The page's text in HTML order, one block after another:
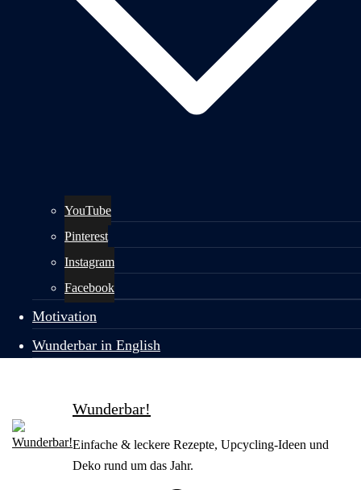
YouTube
Pinterest
Instagram
Facebook
Motivation
Wunderbar in English
Wunderbar!
Einfache & leckere Rezepte, Upcycling-Ideen und
Deko rund um das Jahr.